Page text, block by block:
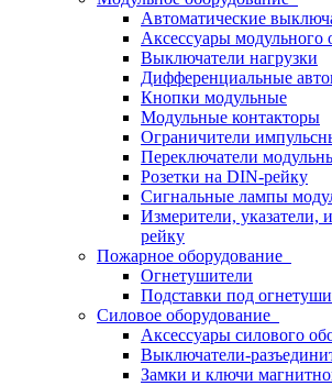
Автоматические
Аксессуары модульного
Выключатели нагрузки
Дифференциальные
Кнопки модульные
Модульные контакторы
Ограничители
Переключатели
Розетки на DIN-рейку
Сигнальные лампы
Измерители, указатели,
рейку
Пожарное оборудование
Огнетушители
Подставки под
Силовое оборудование
Аксессуары силового
Выключатели-
Замки и ключи